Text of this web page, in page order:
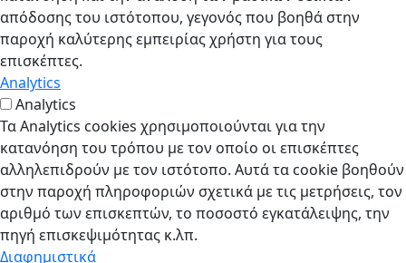
απόδοσης του ιστότοπου, γεγονός που βοηθά στην
παροχή καλύτερης εμπειρίας χρήστη για τους
επισκέπτες.
Analytics
Analytics
Τα Analytics cookies χρησιμοποιούνται για την
κατανόηση του τρόπου με τον οποίο οι επισκέπτες
αλληλεπιδρούν με τον ιστότοπο. Αυτά τα cookie βοηθούν
στην παροχή πληροφοριών σχετικά με τις μετρήσεις, τον
αριθμό των επισκεπτών, το ποσοστό εγκατάλειψης, την
πηγή επισκεψιμότητας κ.λπ.
Διαφημιστικά